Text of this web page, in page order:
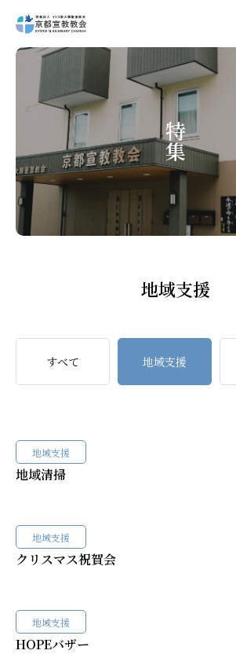
Home
教会案内
礼拝・集会
牧師コラム
聖殿建築
お知らせ・ミッションダイアリー
礼拝ビデオ NPO活動
特集
地域支援
すべて 地域支援
地域支援
地域清掃
地域支援
クリスマス祝賀会
地域支援
HOPEバザー